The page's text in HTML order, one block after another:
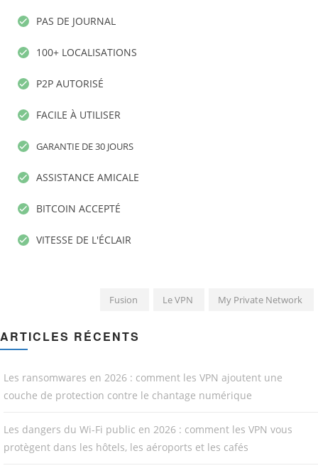
PAS DE JOURNAL
100+ LOCALISATIONS
P2P AUTORISÉ
FACILE À UTILISER
GARANTIE DE 30 JOURS
ASSISTANCE AMICALE
BITCOIN ACCEPTÉ
VITESSE DE L'ÉCLAIR
Fusion Le VPN My Private Network
ARTICLES RÉCENTS
Les ransomwares en 2026 : comment les VPN ajoutent une
couche de protection contre le chantage numérique
Les dangers du Wi-Fi public en 2026 : comment les VPN vous
protègent dans les hôtels, les aéroports et les cafés